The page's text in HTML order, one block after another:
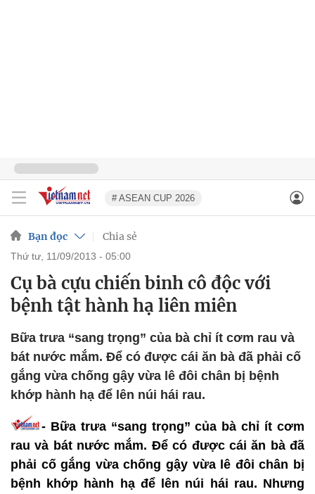
# ASEAN CUP 2026
Bạn đọc Chia sẻ
thứ tư, 11/09/2013 - 05:00
Cụ bà cựu chiến binh cô độc với
bệnh tật hành hạ liên miên
Bữa trưa “sang trọng” của bà chỉ ít cơm rau và
bát nước mắm. Để có được cái ăn bà đã phải cố
gắng vừa chống gậy vừa lê đôi chân bị bệnh
khớp hành hạ để lên núi hái rau.
- Bữa trưa “sang trọng” của bà chỉ ít cơm
rau và bát nước mắm. Để có được cái ăn bà đã
phải cố gắng vừa chống gậy vừa lê đôi chân bị
bệnh khớp hành hạ để lên núi hái rau. Nhưng